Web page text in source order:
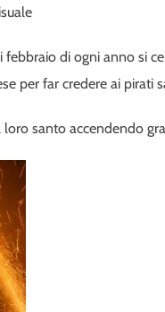
di ogni anno si
per far credere ai pirati
loro santo accendendo